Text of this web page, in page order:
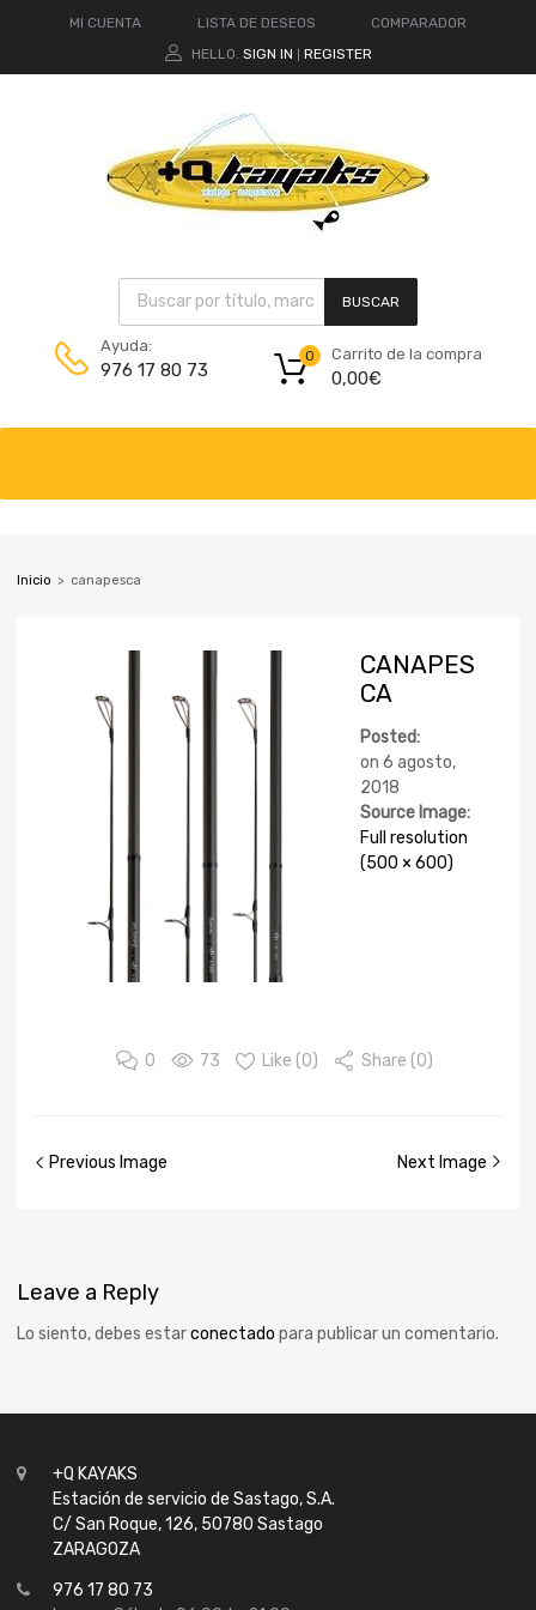
MI CUENTA LISTA DE DESEOS
COMPARADOR
HELLO. SIGN IN REGISTER
BUSCAR
Ayuda:
976 17 80 73
Carrito de la compra
0,00€
0
Inicio > canapesca
CANAPES
CA
Posted:
on 6 agosto,
2018
Source Image:
Full resolution
(500 × 600)
0 73 Like (0) Share (0)
Previous Image Next Image
Leave a Reply
Lo siento, debes estarconectado para publicar un comentario.
+Q KAYAKS
Estación de servicio de Sastago, S.A.
C/ San Roque, 126, 50780 Sastago
ZARAGOZA
976 17 80 73